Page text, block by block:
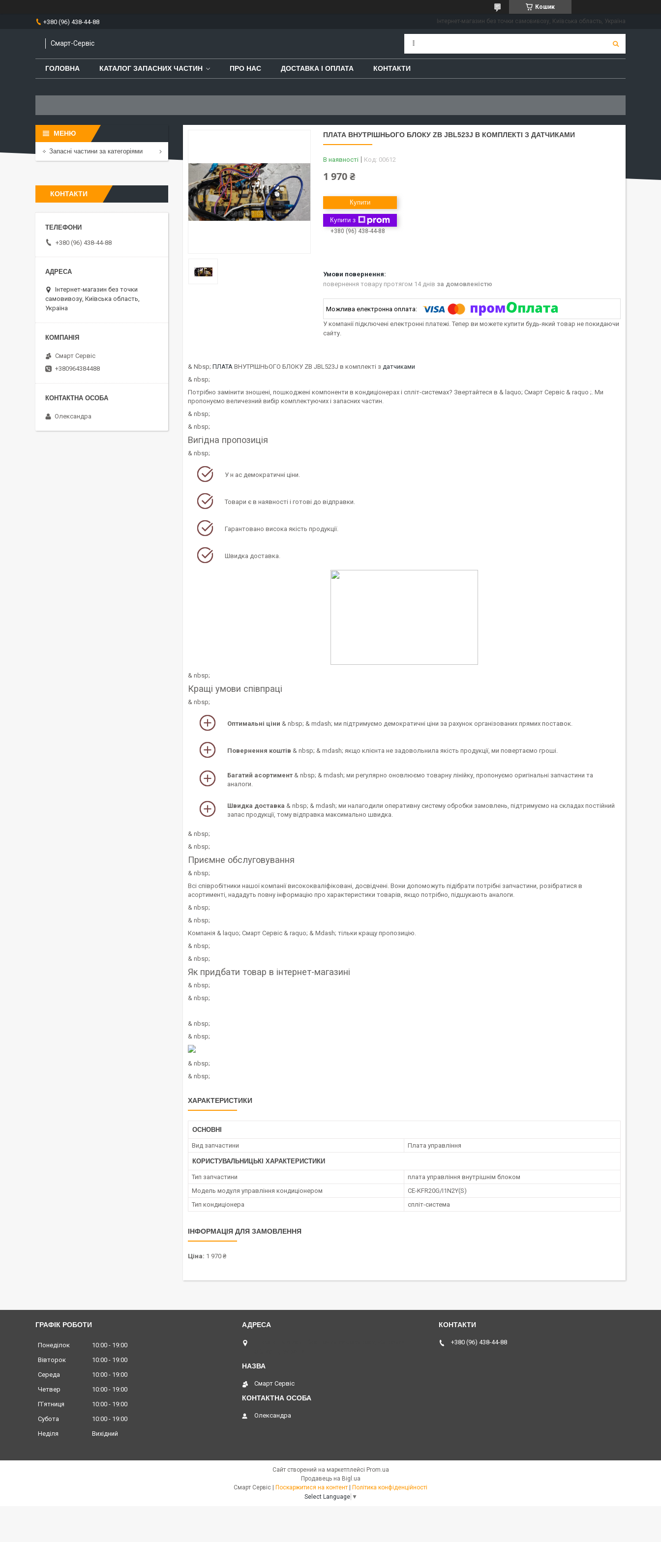
Кошик
+380 (96) 438-44-88 Інтернет-магазин без точки самовивозу, Київська область, Україна
Смарт-Сервіс
ГОЛОВНА КАТАЛОГ ЗАПАСНИХ ЧАСТИН ПРО НАС ДОСТАВКА І ОПЛАТА КОНТАКТИ
ПЛАТА ВНУТРІШНЬОГО БЛОКУ ZB JBL523J В КОМПЛЕКТІ З ДАТЧИКАМИ
В наявності Код: 00612
1 970 ₴
Купити
Купити з
+380 (96) 438-44-88
повернення товару протягом 14 днів за домовленістю
У компанії підключені електронні платежі. Тепер ви можете купити будь-який товар не покидаючи
сайту.
& Nbsp; ПЛАТА ВНУТРІШНЬОГО БЛОКУ ZB JBL523J в комплекті з датчиками
& nbsp;
Потрібно замінити зношені, пошкоджені компоненти в кондиціонерах і спліт-системах? Звертайтеся в & laquo; Смарт Сервіс & raquo ;. Ми
пропонуємо величезний вибір комплектуючих і запасних частин.
& nbsp;
& nbsp;
Вигідна пропозиція
& nbsp;
У н ас демократичні ціни.
Товари є в наявності і готові до відправки.
Гарантовано висока якість продукції.
Швидка доставка.
& nbsp;
Кращі умови співпраці
& nbsp;
Оптимальні ціни & nbsp; & mdash; ми підтримуємо демократичні ціни за рахунок організованих прямих поставок.
Повернення коштів & nbsp; & mdash; якщо клієнта не задовольнила якість продукції, ми повертаємо гроші.
Багатий асортимент & nbsp; & mdash; ми регулярно оновлюємо товарну лінійку, пропонуємо оригінальні запчастини та
аналоги.
Швидка доставка & nbsp; & mdash; ми налагодили оперативну систему обробки замовлень, підтримуємо на складах постійний
запас продукції, тому відправка максимально швидка.
& nbsp;
& nbsp;
Приємне обслуговування
& nbsp;
Всі співробітники нашої компанії висококваліфіковані, досвідчені. Вони допоможуть підібрати потрібні запчастини, розібратися в
асортименті, нададуть повну інформацію про характеристики товарів, якщо потрібно, підшукають аналоги.
& nbsp;
& nbsp;
Компанія & laquo; Смарт Сервіс & raquo; & Mdash; тільки кращу пропозицію.
& nbsp;
& nbsp;
Як придбати товар в інтернет-магазині
& nbsp;
& nbsp;
& nbsp;
& nbsp;
& nbsp;
& nbsp;
ХАРАКТЕРИСТИКИ
ОСНОВНІ
Вид запчастини Плата управління
КОРИСТУВАЛЬНИЦЬКІ ХАРАКТЕРИСТИКИ
Тип запчастини
плата управління внутрішнім блоком
Модель модуля управління кондиціонером
CE-KFR20G/I1N2Y(S)
Тип кондиціонера
спліт-система
ІНФОРМАЦІЯ ДЛЯ ЗАМОВЛЕННЯ
Ціна: 1 970 ₴
Запасні частини за категоріями
КОНТАКТИ
+380 (96) 438-44-88
Інтернет-магазин без точки
самовивозу, Київська область,
Україна
Смарт Сервіс
+380964384488
Олександра
ГРАФІК РОБОТИ
Понеділок 10:00
19:00
Вівторок
10:00
19:00
Середа
10:00
19:00
Четвер
10:00
19:00
Пʼятниця
10:00
19:00
Субота
10:00
19:00
Неділя
Вихідний
Смарт Сервіс
Олександра
+380 (96) 438-44-88
Сайт створений на маркетплейсі Prom.ua
Продавець на Bigl.ua
Поскаржитися на контент
Політика конфіденційності
Select Language ▼